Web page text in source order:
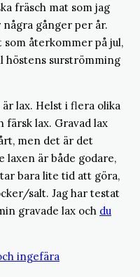
fräsch mat som jag
gånger per år.
som återkommer på jul,
höstens surströmming
lax. Helst i flera olika
färsk lax. Gravad lax
men det är det
laxen är både godare,
bara lite tid att göra,
salt. Jag har testat
gravade lax och du